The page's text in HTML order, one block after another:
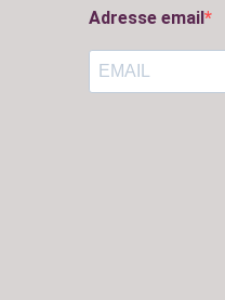
Adresse email